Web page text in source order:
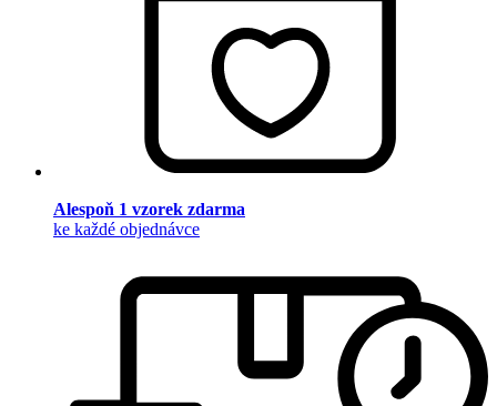
Alespoň 1 vzorek zdarma
ke každé objednávce